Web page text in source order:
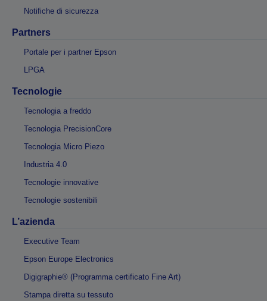
Notifiche di sicurezza
Partners
Portale per i partner Epson
LPGA
Tecnologie
Tecnologia a freddo
Tecnologia PrecisionCore
Tecnologia Micro Piezo
Industria 4.0
Tecnologie innovative
Tecnologie sostenibili
L’azienda
Executive Team
Epson Europe Electronics
Digigraphie® (Programma certificato Fine Art)
Stampa diretta su tessuto